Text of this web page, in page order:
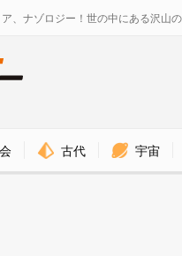
、ナゾロジー！世の中にある沢山
古代 宇宙